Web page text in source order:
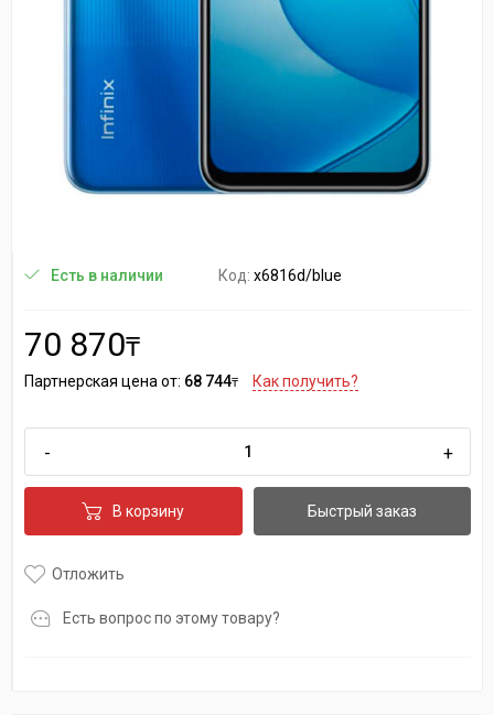
Есть в наличии Код: x6816d/blue
70 870₸
Партнерская цена от: 68 744₸ Как получить?
- +
В корзину Быстрый заказ
Отложить
Есть вопрос по этому товару?